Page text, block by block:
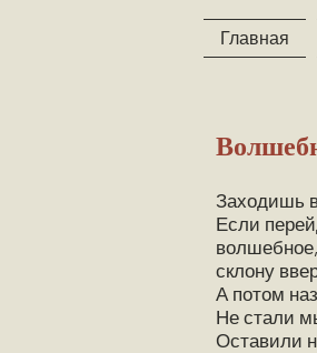
Главная
Заходишь
Если
склону
А потом
Не стали
Оставили